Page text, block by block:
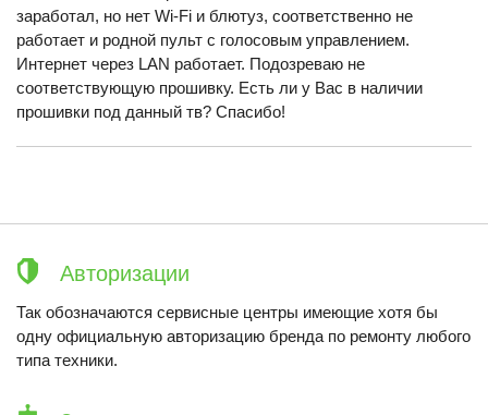
заработал, но нет Wi-Fi и блютуз, соответственно не
работает и родной пульт с голосовым управлением.
Интернет через LAN работает. Подозреваю не
соответствующую прошивку. Есть ли у Вас в наличии
прошивки под данный тв? Спасибо!
Авторизации
Так обозначаются сервисные центры имеющие хотя бы
одну официальную авторизацию бренда по ремонту любого
типа техники.